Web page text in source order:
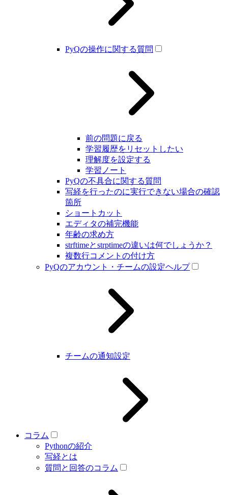
PyQの操作に関する質問
前の問題に戻る
学習履歴をリセットしたい
理解度を設定する
学習ノート
PyQの不具合に関する質問
写経を行ったのに実行できない場合の確認
箇所
ショートカット
エディタの補完機能
年齢の求め方
strftimeとstrptimeの違いは何でしょうか？
複数行コメントの付け方
PyQのアカウント・チームの設定ヘルプ
チームの通知設定
コラム
Pythonの紹介
写経とは
質問と回答のコラム